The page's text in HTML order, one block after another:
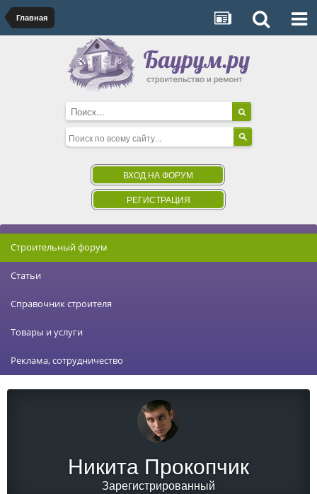
Главная
ВХОД НА ФОРУМ
РЕГИСТРАЦИЯ
Строительный форум
Статьи
Справочник строителя
Товары и услуги
Реклама, сотрудничество
Никита Прокопчик
Зарегистрированный